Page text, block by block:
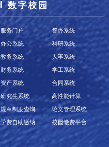
数字校园
服务门户
督办系统
办公系统
科研系统
教务系统
人事系统
财务系统
学工系统
资产系统
合同系统
研究生系统
高性能计算
规章制度查询
论文管理系统
学费自助缴纳
校园缴费平台